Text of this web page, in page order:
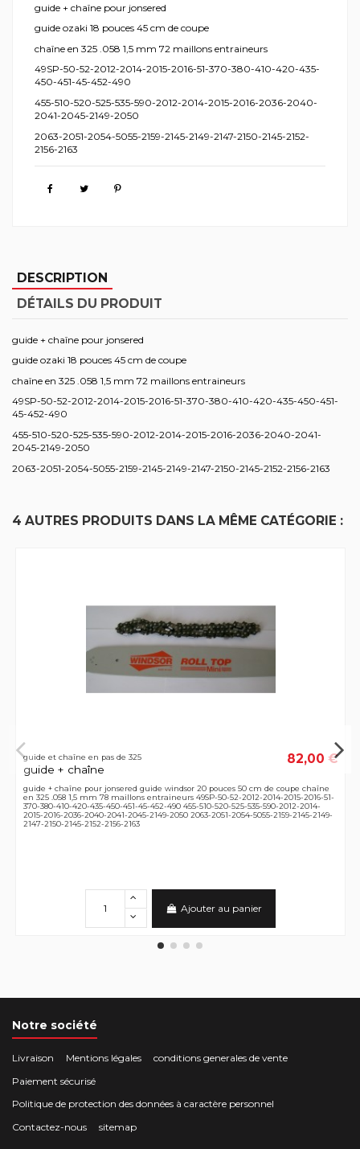
guide + chaîne pour jonsered
guide ozaki 18 pouces 45 cm de coupe
chaîne en 325 .058 1,5 mm 72 maillons entraineurs
49SP-50-52-2012-2014-2015-2016-51-370-380-410-420-435-
450-451-45-452-490
455-510-520-525-535-590-2012-2014-2015-2016-2036-2040-
2041-2045-2149-2050
2063-2051-2054-5055-2159-2145-2149-2147-2150-2145-2152-
2156-2163
DESCRIPTION
DÉTAILS DU PRODUIT
guide + chaîne pour jonsered
guide ozaki 18 pouces 45 cm de coupe
chaîne en 325 .058 1,5 mm 72 maillons entraineurs
49SP-50-52-2012-2014-2015-2016-51-370-380-410-420-435-450-451-
45-452-490
455-510-520-525-535-590-2012-2014-2015-2016-2036-2040-2041-
2045-2149-2050
2063-2051-2054-5055-2159-2145-2149-2147-2150-2145-2152-2156-2163
4 AUTRES PRODUITS DANS LA MÊME CATÉGORIE :
guide et chaîne en pas de 325
guide + chaîne
82,00 €
guide + chaîne pour jonsered guide windsor 20 pouces 50 cm de coupe chaîne
en 325 .058 1,5 mm 78 maillons entraineurs 49SP-50-52-2012-2014-2015-2016-51-
370-380-410-420-435-450-451-45-452-490 455-510-520-525-535-590-2012-2014-
2015-2016-2036-2040-2041-2045-2149-2050 2063-2051-2054-5055-2159-2145-2149-
2147-2150-2145-2152-2156-2163
Ajouter au panier
Notre société
Livraison Mentions légales
conditions generales de vente
Paiement sécurisé
Politique de protection des données à caractère personnel
Contactez-nous
sitemap